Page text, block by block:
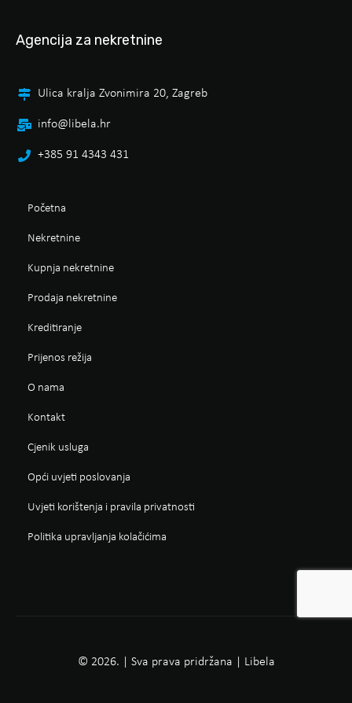
Agencija za nekretnine
Ulica kralja Zvonimira 20, Zagreb
info@libela.hr
+385 91 4343 431
Početna
Nekretnine
Kupnja nekretnine
Prodaja nekretnine
Kreditiranje
Prijenos režija
O nama
Kontakt
Cjenik usluga
Opći uvjeti poslovanja
Uvjeti korištenja i pravila privatnosti
Politika upravljanja kolačićima
© 2026. | Sva prava pridržana | Libela